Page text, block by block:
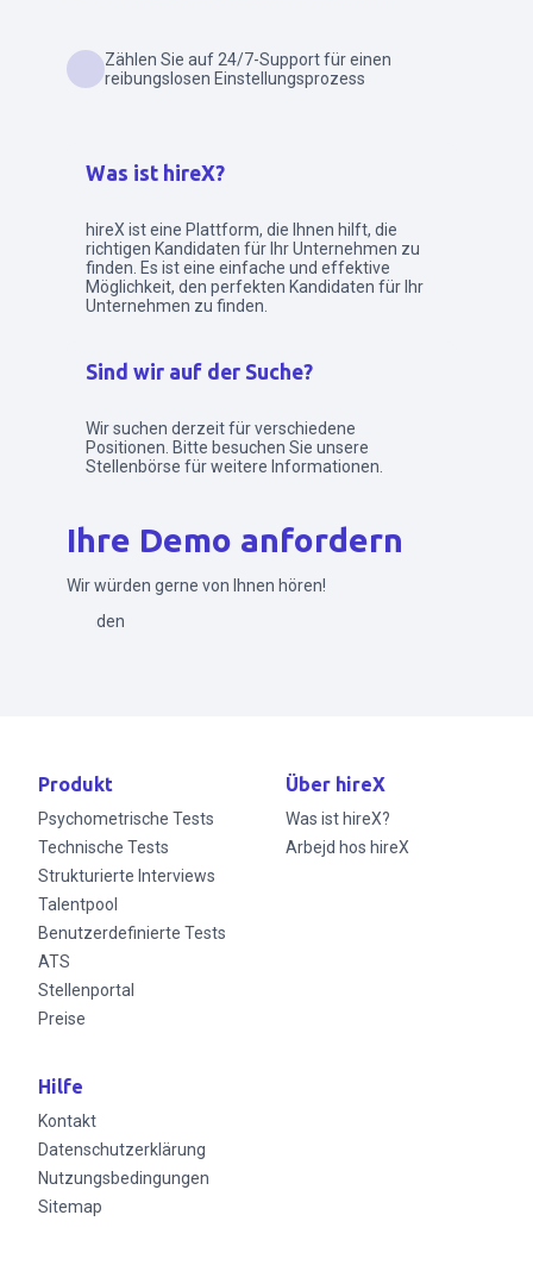
Zählen Sie auf 24/7-Support für einen
reibungslosen Einstellungsprozess
Was ist hireX?
hireX ist eine Plattform, die Ihnen hilft, die
richtigen Kandidaten für Ihr Unternehmen zu
finden. Es ist eine einfache und effektive
Möglichkeit, den perfekten Kandidaten für Ihr
Unternehmen zu finden.
Sind wir auf der Suche?
Wir suchen derzeit für verschiedene
Positionen. Bitte besuchen Sie unsere
Stellenbörse für weitere Informationen.
Ihre Demo anfordern
Wir würden gerne von Ihnen hören!
Senden
Produkt
Psychometrische Tests
Technische Tests
Strukturierte Interviews
Talentpool
Benutzerdefinierte Tests
ATS
Stellenportal
Preise
Über hireX
Was ist hireX?
Arbejd hos hireX
Hilfe
Kontakt
Datenschutzerklärung
Nutzungsbedingungen
Sitemap